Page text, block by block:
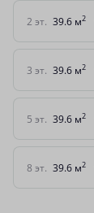
2 эт. 39.6 м2
3 эт. 39.6 м2
5 эт. 39.6 м2
8 эт. 39.6 м2